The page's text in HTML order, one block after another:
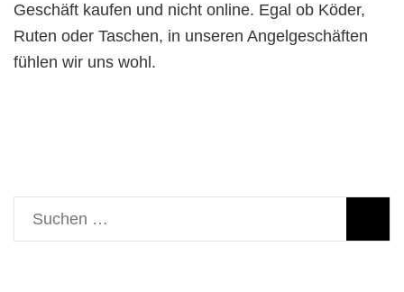
Geschäft kaufen und nicht online. Egal ob Köder,
Ruten oder Taschen, in unseren Angelgeschäften
fühlen wir uns wohl.
Suche
nach: